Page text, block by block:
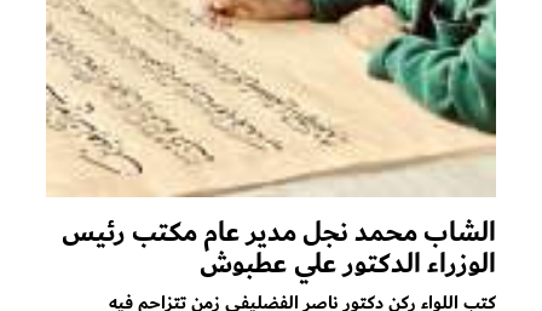
الشاب محمد نجل مدير عام مكتب رئيس
الوزراء الدكتور علي عطبوش
كتب اللواء ركن دكتور ناصر الفضليفي زمنٍ تتزاحم فيه